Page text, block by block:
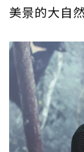
美景的大自